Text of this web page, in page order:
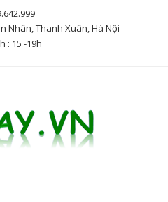
Nhân, Thanh Xuân, Hà Nội
: 15 -19h